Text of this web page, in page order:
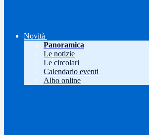
Novità
Panoramica
Le notizie
Le circolari
Calendario eventi
Albo online